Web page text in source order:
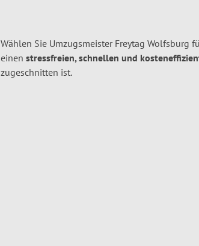
Wählen Sie Umzugsmeister Freytag Wolfsburg
einen stressfreien, schnellen und
zugeschnitten ist.